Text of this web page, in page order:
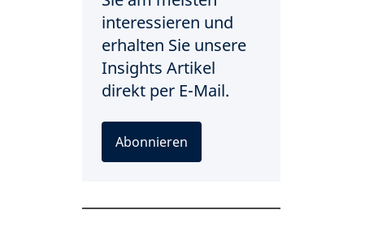
interessieren und
erhalten Sie unsere
Insights Artikel
direkt per E-Mail.
Abonnieren